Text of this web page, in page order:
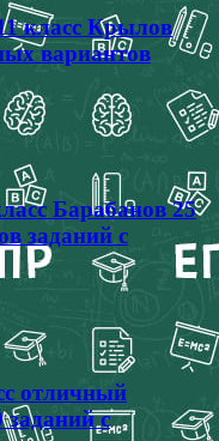
класс Крылов
вариантов
Барабанов 25
заданий с
отличный
заданий с